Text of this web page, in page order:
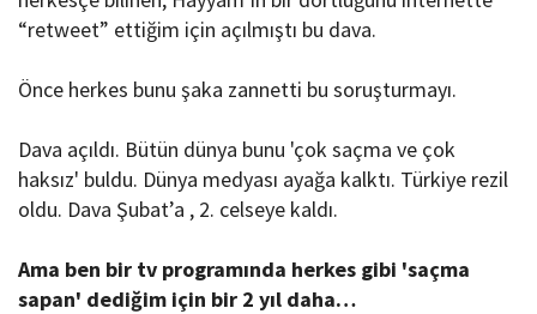
“retweet” ettiğim için açılmıştı bu dava.
Önce herkes bunu şaka zannetti bu soruşturmayı.
Dava açıldı. Bütün dünya bunu 'çok saçma ve çok
haksız' buldu. Dünya medyası ayağa kalktı. Türkiye rezil
oldu. Dava Şubat’a , 2. celseye kaldı.
Ama ben bir tv programında herkes gibi 'saçma
sapan' dediğim için bir 2 yıl daha…